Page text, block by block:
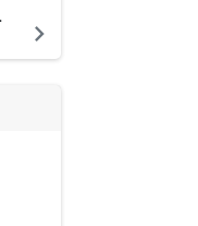
navigate_next